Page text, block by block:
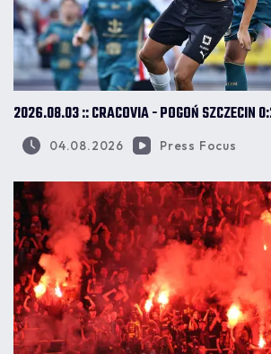
2026.08.03 :: CRACOVIA - POGOŃ SZCZECIN
04.08.2026 Press Focus